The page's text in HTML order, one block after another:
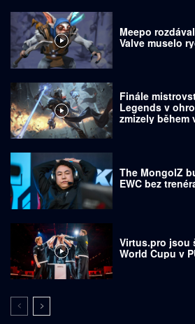
Meepo
Valve muselo
Finále
Legends v
zmizely během
The MongolZ
EWC bez
Virtus.pro jsou
World Cupu v